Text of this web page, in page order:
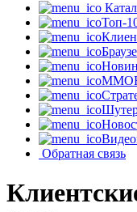
Топ-
Обратная связь